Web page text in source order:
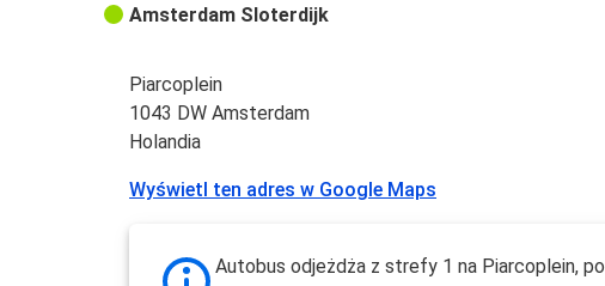
Amsterdam Sloterdijk
Piarcoplein
1043 DW Amsterdam
Holandia
Wyświetl ten adres w Google Maps
Autobus odjeżdża z strefy 1 na Piarcoplein, po